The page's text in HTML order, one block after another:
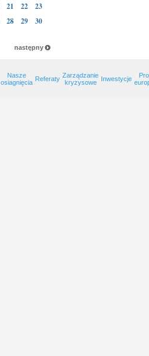
21 22 23
28 29 30
następny
Nasze
osiagnięcia Referaty Zarządzanie
kryzysowe
Inwestycje